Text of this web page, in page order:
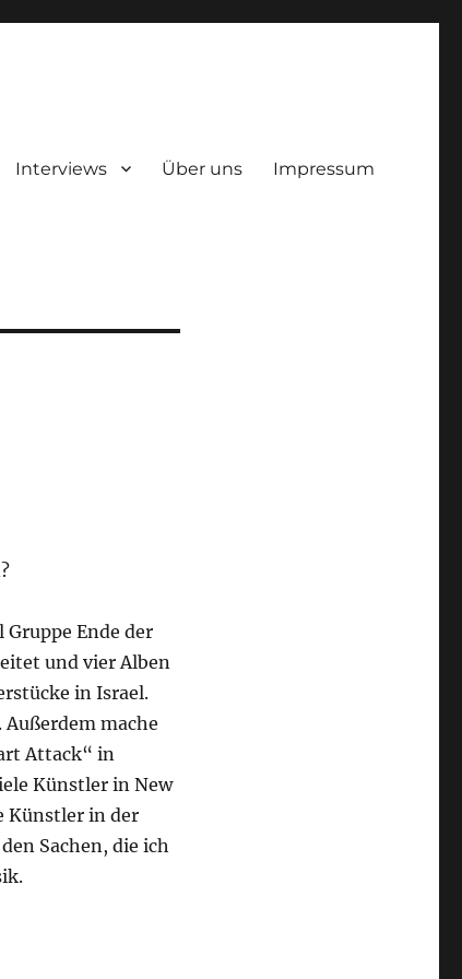
Interviews Über uns Impressum
Gruppe Ende der
und vier Alben
in Israel.
mache
Attack“ in
Künstler in New
Künstler in der
Sachen, die ich